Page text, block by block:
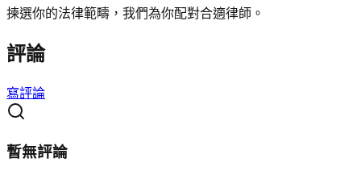
揀選你的法律範疇，我們為你配對合適律師。
評論
寫評論
暫無評論